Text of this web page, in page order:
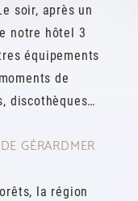
soir, après un
notre hôtel 3
équipements
de
discothèques…
GÉRARDMER
la région